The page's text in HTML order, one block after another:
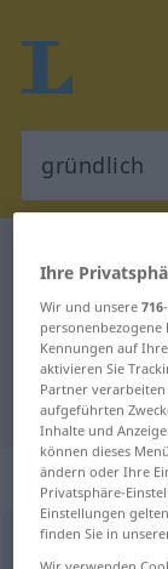
Deutsch-
für
gründlichadj
Ihre
Wir und unsere716
Kennungen auf
aktivieren Sie
Partner
aufgeführten
Inhalte und
können dieses
ändern oder Ihre
Privatsphäre-
Einstellungen
finden Sie in